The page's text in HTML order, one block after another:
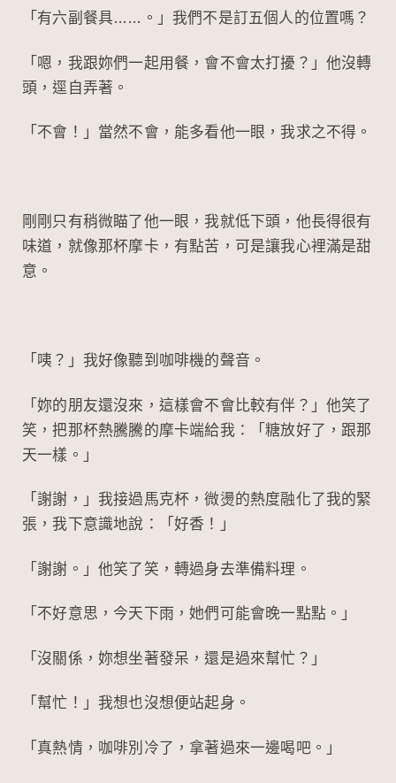
「有六副餐具……。」我們不是訂五個人的位置嗎？
「嗯，我跟妳們一起用餐，會不會太打擾？」他沒轉
頭，逕自弄著。
「不會！」當然不會，能多看他一眼，我求之不得。
剛剛只有稍微瞄了他一眼，我就低下頭，他長得很有
味道，就像那杯摩卡，有點苦，可是讓我心裡滿是甜
意。
「咦？」我好像聽到咖啡機的聲音。
「妳的朋友還沒來，這樣會不會比較有伴？」他笑了
笑，把那杯熱騰騰的摩卡端給我：「糖放好了，跟那
天一樣。」
「謝謝，」我接過馬克杯，微燙的熱度融化了我的緊
張，我下意識地說：「好香！」
「謝謝。」他笑了笑，轉過身去準備料理。
「不好意思，今天下雨，她們可能會晚一點點。」
「沒關係，妳想坐著發呆，還是過來幫忙？」
「幫忙！」我想也沒想便站起身。
「真熱情，咖啡別冷了，拿著過來一邊喝吧。」